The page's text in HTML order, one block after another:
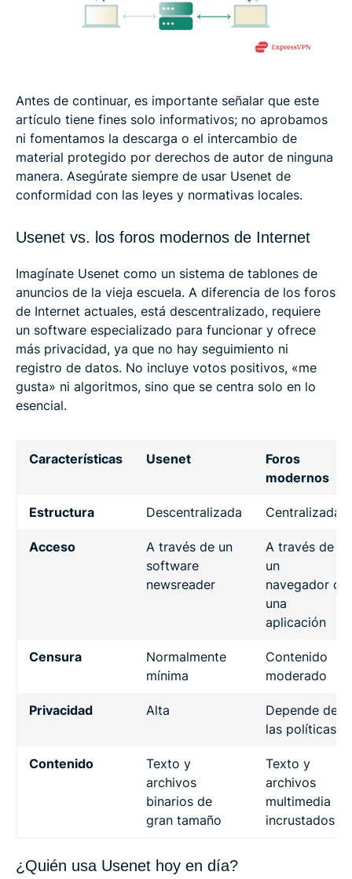
Antes de continuar, es importante señalar que este
artículo tiene fines solo informativos; no aprobamos
ni fomentamos la descarga o el intercambio de
material protegido por derechos de autor de ninguna
manera. Asegúrate siempre de usar Usenet de
conformidad con las leyes y normativas locales.
Usenet vs. los foros modernos de Internet
Imagínate Usenet como un sistema de tablones de
anuncios de la vieja escuela. A diferencia de los foros
de Internet actuales, está descentralizado, requiere
un software especializado para funcionar y ofrece
más privacidad, ya que no hay seguimiento ni
registro de datos. No incluye votos positivos, «me
gusta» ni algoritmos, sino que se centra solo en lo
esencial.
Características Usenet
Foros
modernos
Estructura Descentralizada Centralizada
Acceso
A través de un
software
newsreader
A través de
un
navegador o
una
aplicación
Censura
Normalmente
mínima
Contenido
moderado
Privacidad Alta
Depende de
las políticas
Contenido
Texto y
archivos
binarios de
gran tamaño
Texto y
archivos
multimedia
incrustados
¿Quién usa Usenet hoy en día?